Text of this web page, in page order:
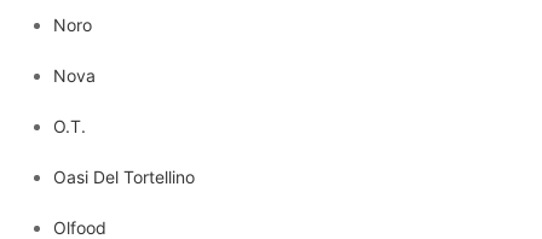
Noro
Nova
O.T.
Oasi Del Tortellino
Olfood